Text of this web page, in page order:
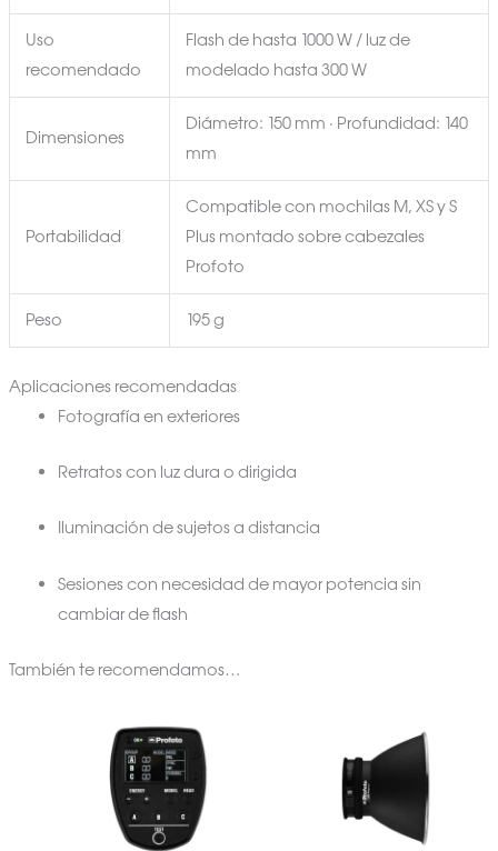
Uso
recomendado
Flash de hasta 1000 W / luz de
modelado hasta 300 W
Dimensiones
Diámetro: 150 mm · Profundidad: 140
mm
Portabilidad
Compatible con mochilas M, XS y S
Plus montado sobre cabezales
Profoto
Peso 195 g
Aplicaciones recomendadas
Fotografía en exteriores
Retratos con luz dura o dirigida
Iluminación de sujetos a distancia
Sesiones con necesidad de mayor potencia sin
cambiar de flash
También te recomendamos…